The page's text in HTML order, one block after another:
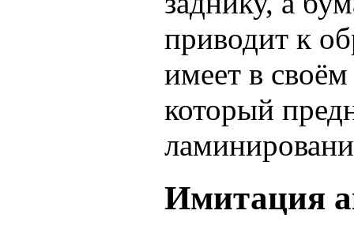
приводит к
имеет в
который
Имитация